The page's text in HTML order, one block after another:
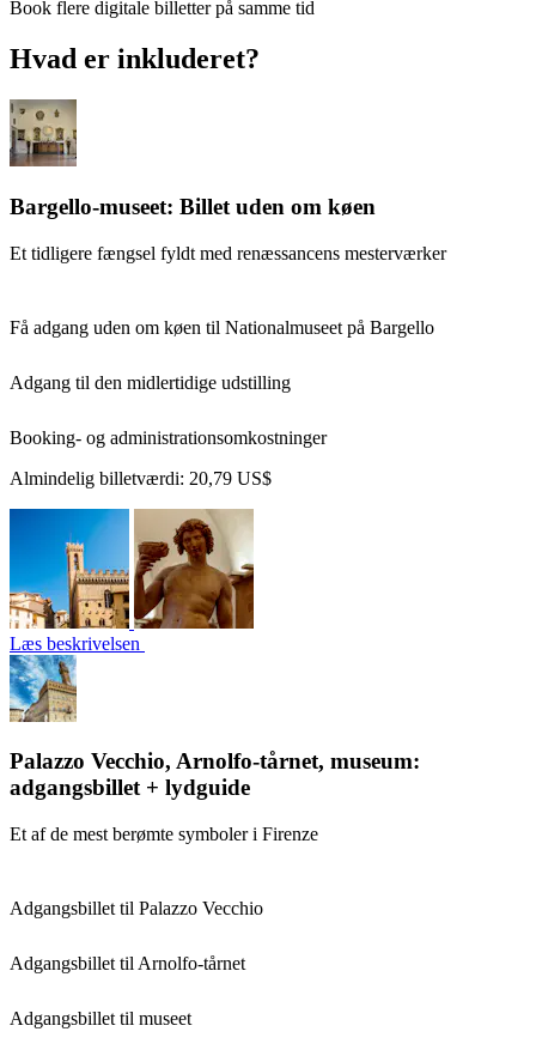
Book flere digitale billetter på samme tid
Hvad er inkluderet?
Bargello-museet: Billet uden om køen
Et tidligere fængsel fyldt med renæssancens mesterværker
Få adgang uden om køen til Nationalmuseet på Bargello
Adgang til den midlertidige udstilling
Booking- og administrationsomkostninger
Almindelig billetværdi: 20,79 US$
Læs beskrivelsen
Palazzo Vecchio, Arnolfo-tårnet, museum:
adgangsbillet + lydguide
Et af de mest berømte symboler i Firenze
Adgangsbillet til Palazzo Vecchio
Adgangsbillet til Arnolfo-tårnet
Adgangsbillet til museet